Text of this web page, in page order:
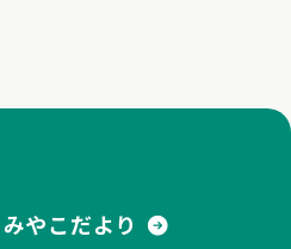
みやこだより